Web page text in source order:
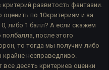
развитость фантазии.
по 10критериям и за
либо 1 балл? А если скажем
после этого
то тогда мы получим либо
несправедливо.
десять критериев оценки